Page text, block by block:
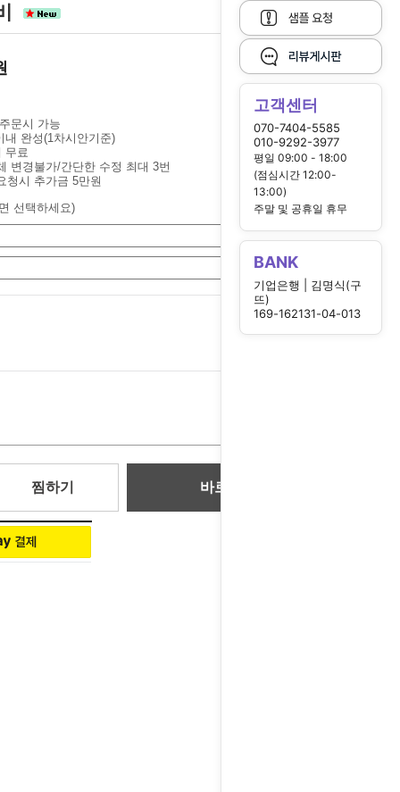
고객센터
070-7404-5585
010-9292-3977
평일 09:00 - 18:00
(점심시간 12:00-
13:00)
주말 및 공휴일 휴무
BANK
기업은행 | 김명식(구
뜨)
169-162131-04-013
문시 가능
내 완성(1차시안기준)
무료
변경불가/간단한 수정 최대 3번
청시 추가금 5만원
선택하세요)
찜하기 바로 구매